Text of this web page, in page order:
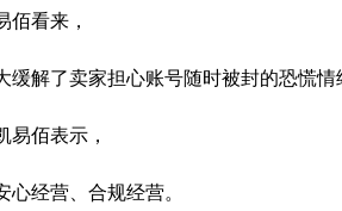
佰看来，
缓解了卖家担心账号随时被封的恐慌情
易佰表示，
心经营、合规经营。